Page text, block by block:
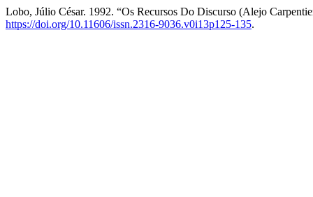
Lobo, Júlio César. 1992. “Os Recursos Do Discurso (Alejo
https://doi.org/10.11606/issn.2316-9036.v0i13p125-135.